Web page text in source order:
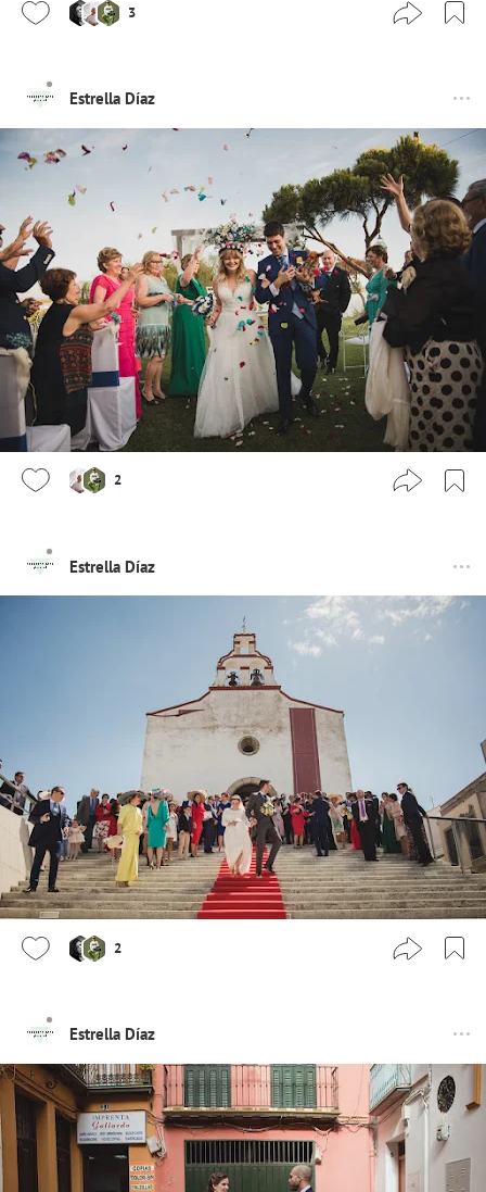
3
Estrella Díaz
2
Estrella Díaz
2
Estrella Díaz